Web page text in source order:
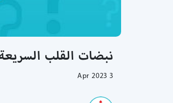
نبضات القلب
3 Apr 2023